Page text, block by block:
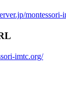
montessori-
imtc.org/